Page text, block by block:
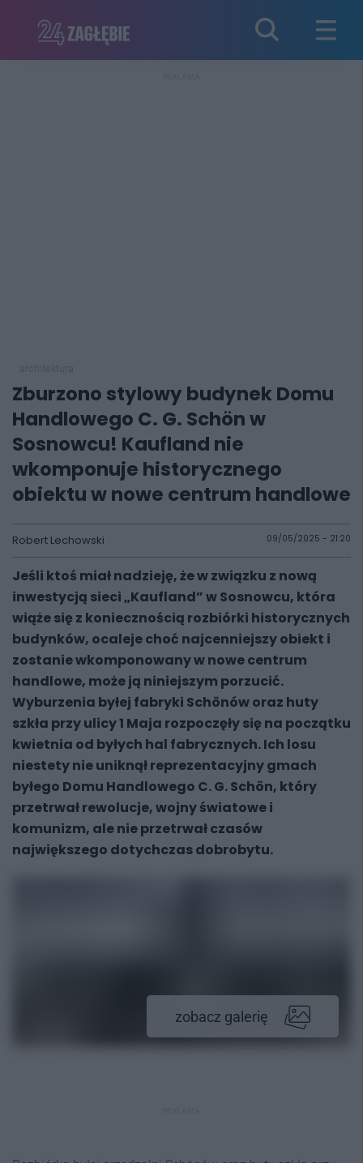
Zburzono stylowy budynek Domu
Handlowego C. G. Schön w
Sosnowcu! Kaufland nie
wkomponuje historycznego
obiektu w nowe centrum handlowe
Robert Lechowski 09/05/2025 - 21:20
Jeśli ktoś miał nadzieję, że w związku z nową
inwestycją sieci „Kaufland” w Sosnowcu, która
wiąże się z koniecznością rozbiórki historycznych
budynków, ocaleje choć najcenniejszy obiekt i
zostanie wkomponowany w nowe centrum
handlowe, może ją niniejszym porzucić.
Wyburzenia byłej fabryki Schönów oraz huty
szkła przy ulicy 1 Maja rozpoczęły się na początku
kwietnia od byłych hal fabrycznych. Ich losu
niestety nie uniknął reprezentacyjny gmach
byłego Domu Handlowego C. G. Schön, który
przetrwał rewolucje, wojny światowe i
komunizm, ale nie przetrwał czasów
największego dotychczas dobrobytu.
zobacz galerię